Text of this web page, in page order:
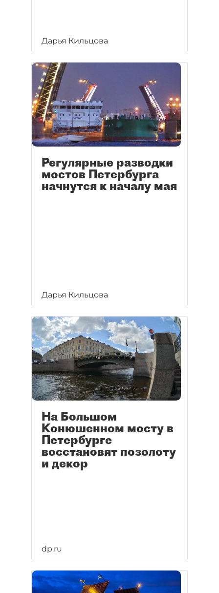
Дарья Кильцова
Регулярные разводки
мостов Петербурга
начнутся к началу мая
Дарья Кильцова
На Большом
Конюшенном мосту в
Петербурге
восстановят позолоту
и декор
dp.ru